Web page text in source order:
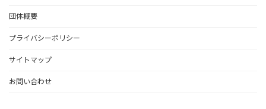
団体概要
プライバシーポリシー
サイトマップ
お問い合わせ